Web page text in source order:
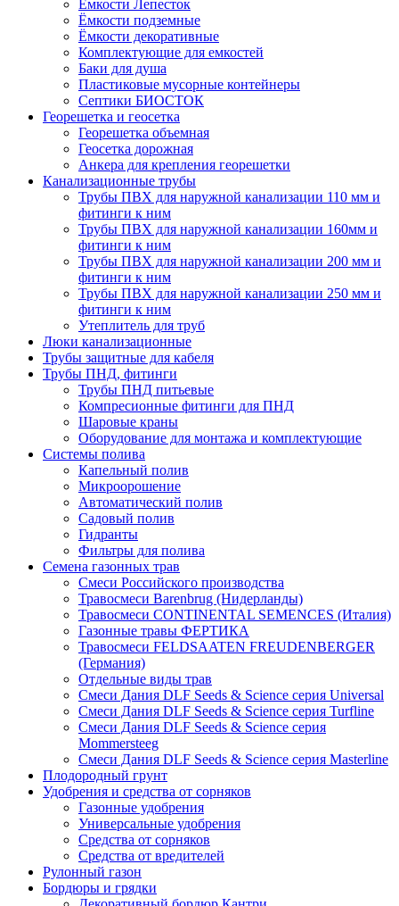
Емкости Лепесток
Ёмкости подземные
Ёмкости декоративные
Комплектующие для емкостей
Баки для душа
Пластиковые мусорные контейнеры
Септики БИОСТОК
Георешетка и геосетка
Георешетка объемная
Геосетка дорожная
Анкера для крепления георешетки
Канализационные трубы
Трубы ПВХ для наружной канализации 110 мм и
фитинги к ним
Трубы ПВХ для наружной канализации 160мм и
фитинги к ним
Трубы ПВХ для наружной канализации 200 мм и
фитинги к ним
Трубы ПВХ для наружной канализации 250 мм и
фитинги к ним
Утеплитель для труб
Люки канализационные
Трубы защитные для кабеля
Трубы ПНД, фитинги
Трубы ПНД питьевые
Компресионные фитинги для ПНД
Шаровые краны
Оборудование для монтажа и комплектующие
Системы полива
Капельный полив
Микроорошение
Автоматический полив
Садовый полив
Гидранты
Фильтры для полива
Семена газонных трав
Смеси Российского производства
Травосмеси Barenbrug (Нидерланды)
Травосмеси CONTINENTAL SEMENCES (Италия)
Газонные травы ФЕРТИКА
Травосмеси FELDSAATEN FREUDENBERGER
(Германия)
Отдельные виды трав
Смеси Дания DLF Seeds & Sciеnce серия Universal
Смеси Дания DLF Seeds & Sciеnce серия Turfline
Смеси Дания DLF Seeds & Sciеnce серия
Mommersteeg
Смеси Дания DLF Seeds & Sciеnce серия Masterline
Плодородный грунт
Удобрения и средства от сорняков
Газонные удобрения
Универсальные удобрения
Средства от сорняков
Средства от вредителей
Рулонный газон
Бордюры и грядки